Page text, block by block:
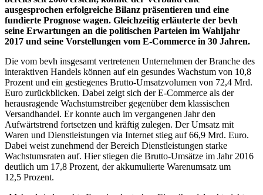
ausgesprochen erfolgreiche Bilanz präsentieren und eine
fundierte Prognose wagen. Gleichzeitig erläuterte der bevh
seine Erwartungen an die politischen Parteien im Wahljahr
2017 und seine Vorstellungen vom E-Commerce in 30 Jahren.
Die vom bevh insgesamt vertretenen Unternehmen der Branche des
interaktiven Handels können auf ein gesundes Wachstum von 10,8
Prozent und ein gestiegenes Brutto-Umsatzvolumen von 72,4 Mrd.
Euro zurückblicken. Dabei zeigt sich der E-Commerce als der
herausragende Wachstumstreiber gegenüber dem klassischen
Versandhandel. Er konnte auch im vergangenen Jahr den
Aufwärtstrend fortsetzen und kräftig zulegen. Der Umsatz mit
Waren und Dienstleistungen via Internet stieg auf 66,9 Mrd. Euro.
Dabei weist zunehmend der Bereich Dienstleistungen starke
Wachstumsraten auf. Hier stiegen die Brutto-Umsätze im Jahr 2016
deutlich um 17,8 Prozent, der akkumulierte Warenumsatz um
12,5 Prozent.